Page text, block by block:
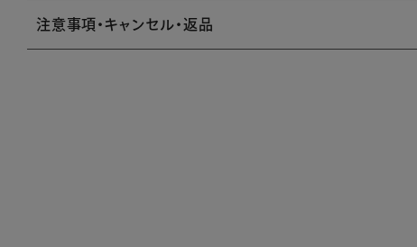
注意事項・キャンセル・返品